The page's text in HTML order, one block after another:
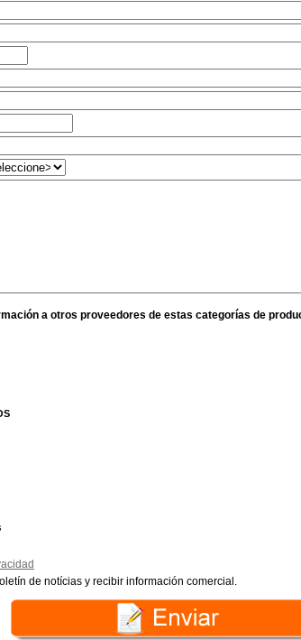
a otros proveedores de estas categorías de
de notícias y recibir información comercial.